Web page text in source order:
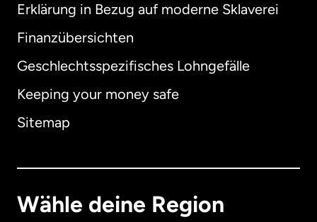
Erklärung in Bezug auf moderne Sklaverei
Finanzübersichten
Geschlechtsspezifisches Lohngefälle
Keeping your money safe
Sitemap
Wähle deine Region
International English
Australien